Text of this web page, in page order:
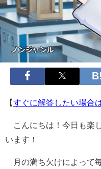
【すぐに解答したい場合
こんにちは！今日も楽
います！
月の満ち欠けによって